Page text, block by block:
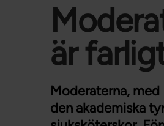
är
Moderaterna,
den akademiska